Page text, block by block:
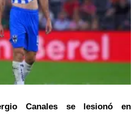
Canales se lesionó en